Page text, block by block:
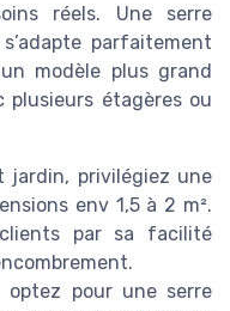
réels. Une serre
parfaitement
modèle plus grand
étagères ou
jardin, privilégiez une
env 1,5 à 2 m².
par sa facilité
pour une serre